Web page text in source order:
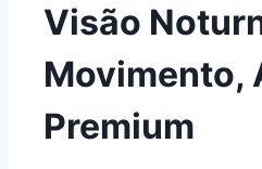
Visão
Movimento,
Premium